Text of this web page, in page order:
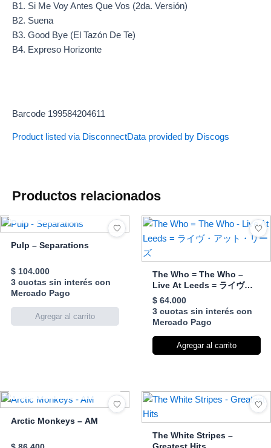
B1. Si Me Voy Antes Que Vos (2da. Versión)
B2. Suena
B3. Good Bye (El Tazón De Te)
B4. Expreso Horizonte
Barcode 199584204611
Product listed via DisconnectData provided by Discogs
Productos relacionados
Pulp – Separations
$104.000
3 cuotas sin interés con
Mercado Pago
The Who = The Who –
Live At Leeds = ライヴ・
アット・リーズ
$64.000
3 cuotas sin interés con
Mercado Pago
Agregar al carrito
Arctic Monkeys – AM
The White Stripes –
Greatest Hits